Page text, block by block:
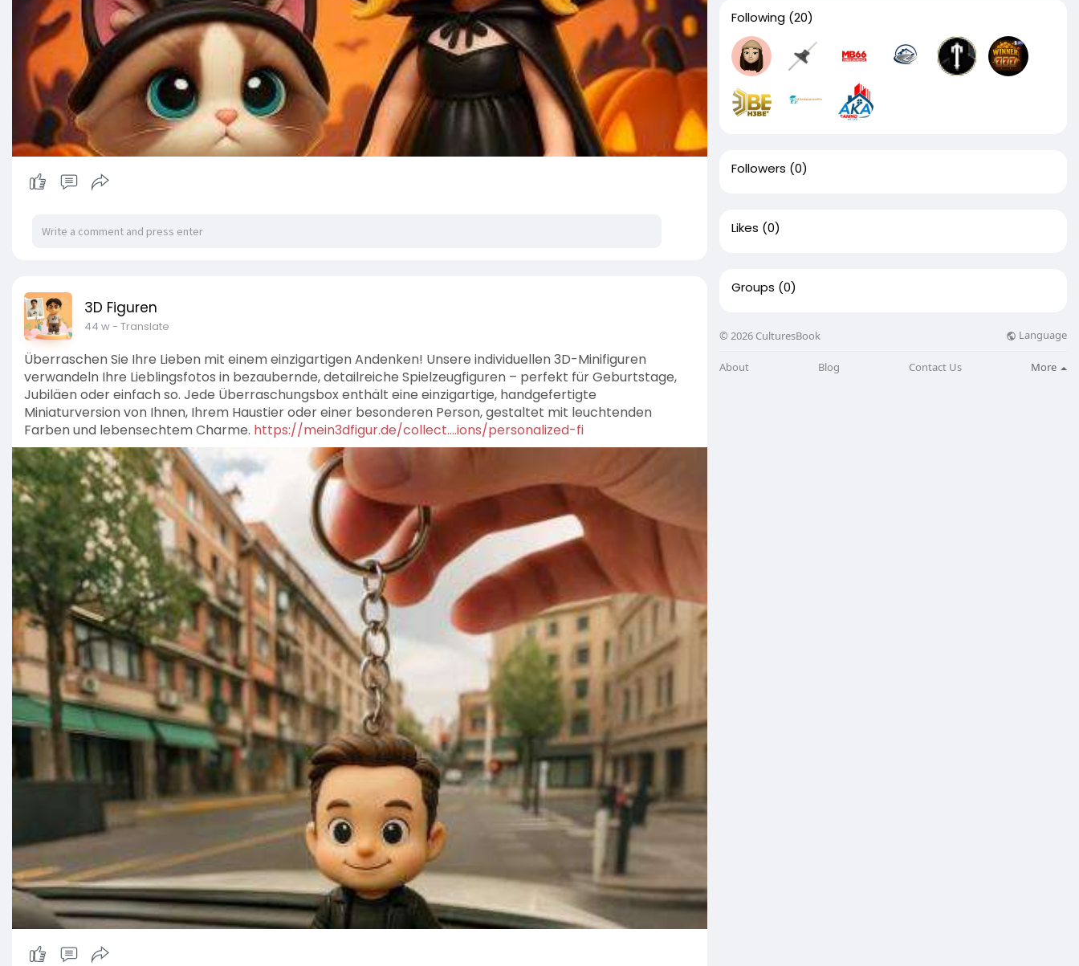
3D Figuren
44 w- Translate
Überraschen Sie Ihre Lieben mit einem einzigartigen Andenken! Unsere individuellen 3D-Minifiguren
verwandeln Ihre Lieblingsfotos in bezaubernde, detailreiche Spielzeugfiguren – perfekt für Geburtstage,
Jubiläen oder einfach so. Jede Überraschungsbox enthält eine einzigartige, handgefertigte
Miniaturversion von Ihnen, Ihrem Haustier oder einer besonderen Person, gestaltet mit leuchtenden
Farben und lebensechtem Charme. https://mein3dfigur.de/collect....ions/personalized-fi
Following (20)
Followers (0)
Likes (0)
Groups (0)
© 2026 CulturesBook Language
About Blog Contact Us More